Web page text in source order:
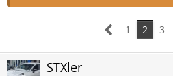
1 2 3
STXler